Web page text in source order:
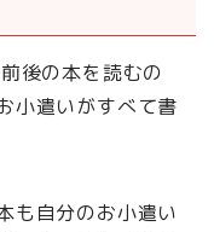
後の本を読むの
小遣いがすべて書
も自分のお小遣い